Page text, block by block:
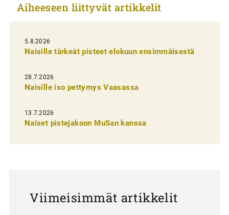
e
i
e
n
s
e
l
Aiheeseen liittyvät artikkelit
5.8.2026
Naisille tärkeät pisteet elokuun ensimmäisestä
28.7.2026
Naisille iso pettymys Vaasassa
13.7.2026
Naiset pistejakoon MuSan kanssa
Viimeisimmät artikkelit